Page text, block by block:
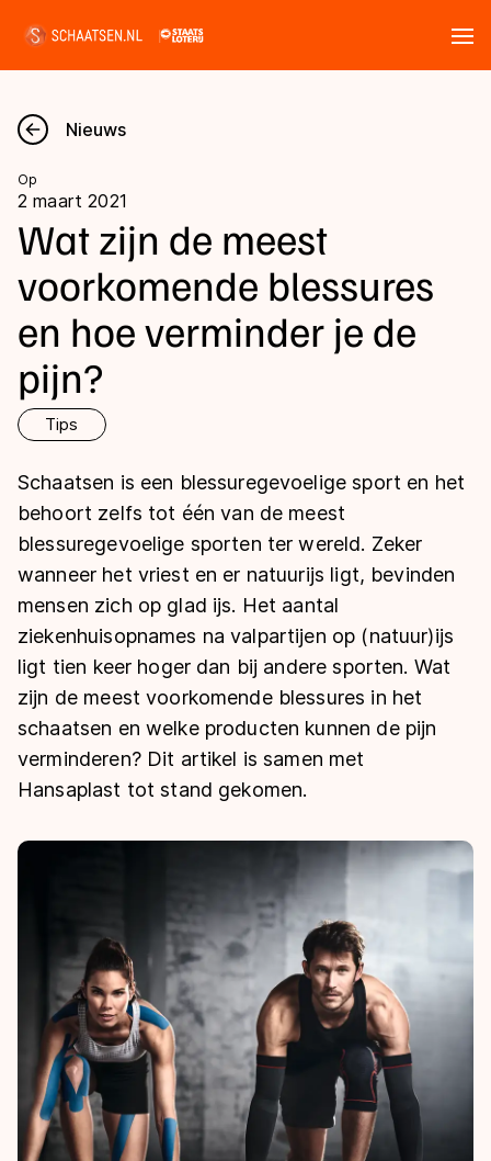
Nieuws
Kalender
Disciplines
Marathon
Langebaan
Shorttrack
Kunstschaatsen
Natuurijs
Uitslagen
Langebaan
Shorttrack
Marathon
Inlineskaten
Kunstschaatsen
Tijden & historie
Ranglijsten Langebaan
Persoonlijke records & tijden
Historie & statistiek
De weg op
Inschrijven wedstrijden
Algemene Nederlandse Schaatstijd
Deze zomer de weg op
Waar kan ik schaatsen en skaten?
Schaatsfans
Alles voor jou als schaatsfan
Evenementen
Tickets
Livestreams
Olympische Spelen
Olympische Spelen
Medaille overzicht
Medaillespiegel
Olympische uitslagen
Van Jong tot Goud verhalen
Nieuws
Op
2 maart 2021
Wat zijn de meest
voorkomende blessures
en hoe verminder je de
pijn?
Tips
Schaatsen is een blessuregevoelige sport en het
behoort zelfs tot één van de meest
blessuregevoelige sporten ter wereld. Zeker
wanneer het vriest en er natuurijs ligt, bevinden
mensen zich op glad ijs. Het aantal
ziekenhuisopnames na valpartijen op (natuur)ijs
ligt tien keer hoger dan bij andere sporten. Wat
zijn de meest voorkomende blessures in het
schaatsen en welke producten kunnen de pijn
verminderen? Dit artikel is samen met
Hansaplast tot stand gekomen.